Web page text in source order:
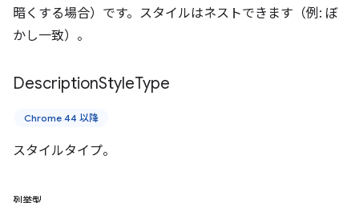
暗くする場合）です。スタイルはネストできます（例: ぼ
かし一致）。
DescriptionStyleType
Chrome 44 以降
スタイルタイプ。
列挙型